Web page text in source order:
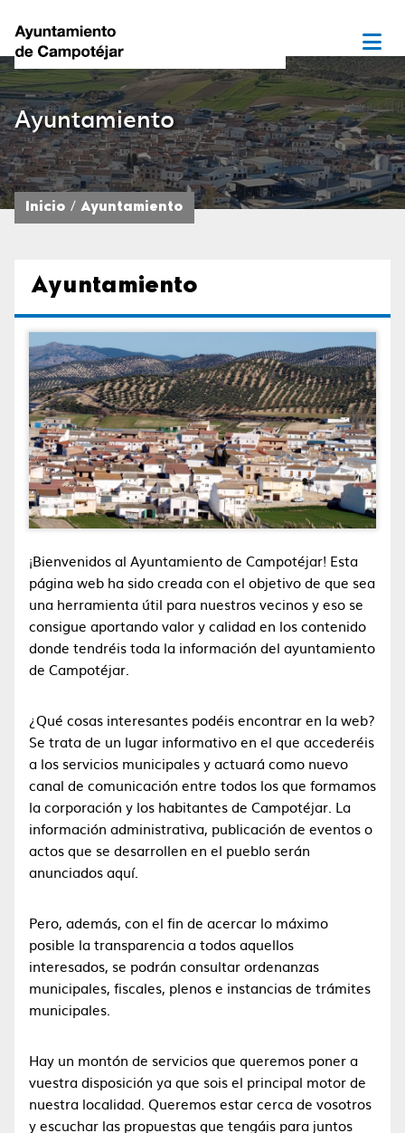
Ayuntamiento
Inicio Ayuntamiento
Ayuntamiento
¡Bienvenidos al Ayuntamiento de Campotéjar! Esta
página web ha sido creada con el objetivo de que sea
una herramienta útil para nuestros vecinos y eso se
consigue aportando valor y calidad en los contenido
donde tendréis toda la información del ayuntamiento
de Campotéjar.
¿Qué cosas interesantes podéis encontrar en la web?
Se trata de un lugar informativo en el que accederéis
a los servicios municipales y actuará como nuevo
canal de comunicación entre todos los que formamos
la corporación y los habitantes de Campotéjar. La
información administrativa, publicación de eventos o
actos que se desarrollen en el pueblo serán
anunciados aquí.
Pero, además, con el fin de acercar lo máximo
posible la transparencia a todos aquellos
interesados, se podrán consultar ordenanzas
municipales, fiscales, plenos e instancias de trámites
municipales.
Hay un montón de servicios que queremos poner a
vuestra disposición ya que sois el principal motor de
nuestra localidad. Queremos estar cerca de vosotros
y escuchar las propuestas que tengáis para juntos